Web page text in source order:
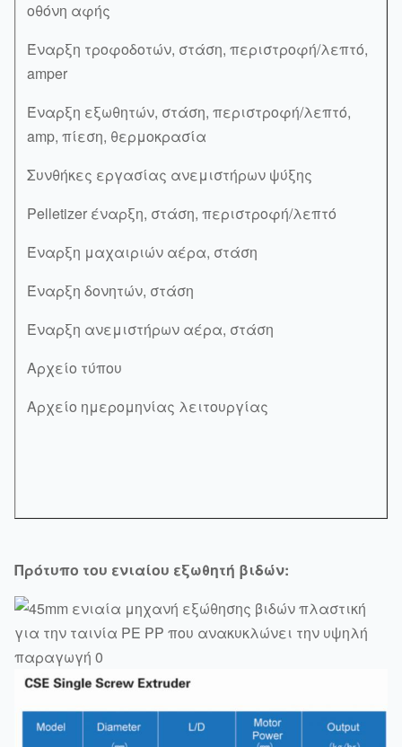
οθόνη αφής
Έναρξη τροφοδοτών, στάση, περιστροφή/λεπτό,
amper
Έναρξη εξωθητών, στάση, περιστροφή/λεπτό,
amp, πίεση, θερμοκρασία
Συνθήκες εργασίας ανεμιστήρων ψύξης
Pelletizer έναρξη, στάση, περιστροφή/λεπτό
Έναρξη μαχαιριών αέρα, στάση
Έναρξη δονητών, στάση
Έναρξη ανεμιστήρων αέρα, στάση
Αρχείο τύπου
Αρχείο ημερομηνίας λειτουργίας
Πρότυπο του ενιαίου εξωθητή βιδών: